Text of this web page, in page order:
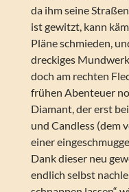
da ihm seine
ist gewitzt, kann
Pläne schmieden,
dreckiges
doch am rechten
frühen Abenteuer
Diamant, der erst
und Candless (dem
einer
Dank dieser neu
endlich selbst